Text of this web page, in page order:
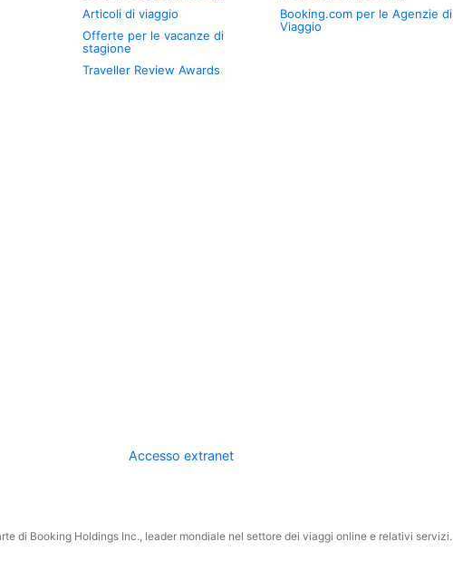
Articoli di viaggio
Offerte per le vacanze di
stagione
Traveller Review Awards
Booking.com per le Agenzie di
Viaggio
Accesso extranet
di Booking Holdings Inc., leader mondiale nel settore dei viaggi online e relativi servizi.